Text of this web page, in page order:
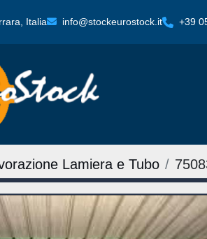
Italia info@stockeurostock.it +39
Lamiera e Tubo